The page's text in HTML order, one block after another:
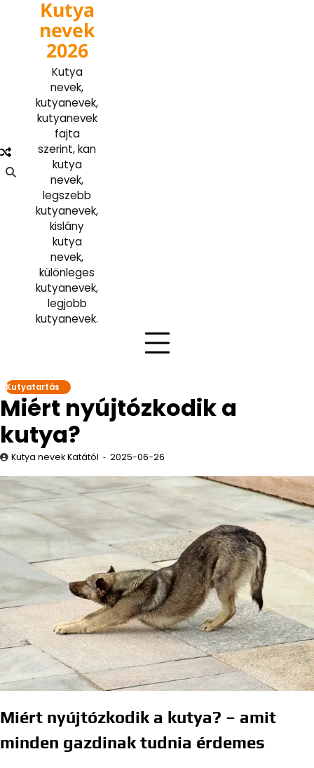
content
Kutya
nevek
2026
Kutya
nevek,
kutyanevek,
kutyanevek
fajta
szerint, kan
kutya
nevek,
legszebb
kutyanevek,
kislány
kutya
nevek,
különleges
kutyanevek,
legjobb
kutyanevek.
Kutyatartás
Miért nyújtózkodik a
kutya?
Kutya nevek Katától 2025-06-26
Miért nyújtózkodik a kutya? – amit
minden gazdinak tudnia érdemes